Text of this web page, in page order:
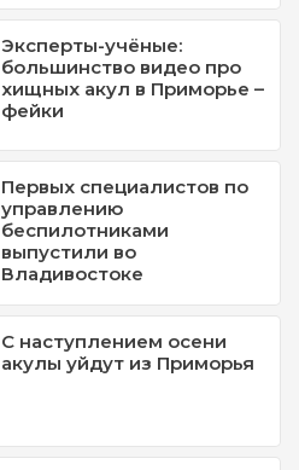
Эксперты-учёные:
большинство видео про
хищных акул в Приморье –
фейки
Первых специалистов по
управлению
беспилотниками
выпустили во
Владивостоке
С наступлением осени
акулы уйдут из Приморья